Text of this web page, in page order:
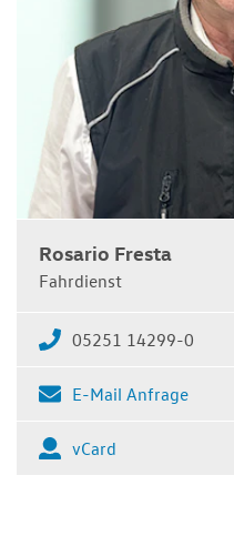
Rosario Fresta
Fahrdienst
05251 14299-0
E-Mail Anfrage
vCard